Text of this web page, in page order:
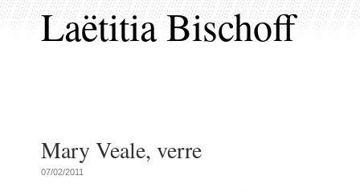
Laëtitia Bischoff
Mary Veale, verre
07/02/2011